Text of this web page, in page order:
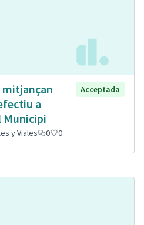
a
Municipi
Acceptada
y Viales 0 0